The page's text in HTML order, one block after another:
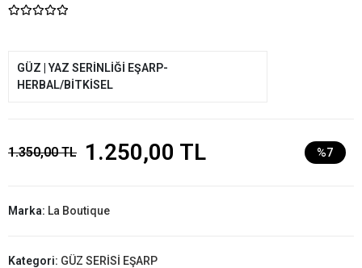
GÜZ | YAZ SERİNLİĞİ EŞARP-
HERBAL/BİTKİSEL
1.350,00 TL 1.250,00 TL %7
Marka: La Boutique
Kategori: GÜZ SERİSİ EŞARP